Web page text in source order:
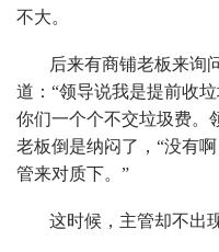
不大。
后来有商铺老板来询
道：“领导说我是提前收
你们一个个不交垃圾费。
老板倒是纳闷了，“没有
管来对质下。”
这时候，主管却不出